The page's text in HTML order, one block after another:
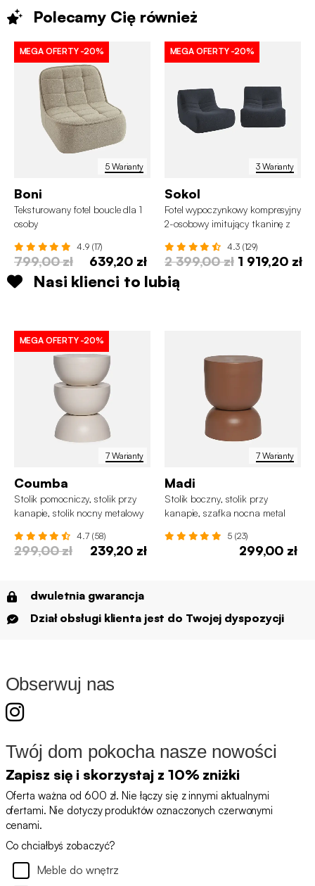
Polecamy Cię również
5 Warianty
MEGA OFERTY -20%
Boni
Teksturowany fotel boucle dla 1
osoby
4.9 (17)
799,00 zł 639,20 zł
3 Warianty
MEGA OFERTY -20%
Sokol
Fotel wypoczynkowy kompresyjny
2-osobowy imitujący tkaninę z
4.3 (129)
2 399,00 zł 1 919,20 zł
Nasi klienci to lubią
7 Warianty
MEGA OFERTY -20%
Coumba
Stolik pomocniczy, stolik przy
kanapie, stolik nocny metalowy
4.7 (58)
299,00 zł 239,20 zł
7 Warianty
Madi
Stolik boczny, stolik przy
kanapie, szafka nocna metal
5 (23)
299,00 zł
dwuletnia gwarancja
Dział obsługi klienta jest do Twojej dyspozycji
Obserwuj nas
Twój dom pokocha nasze nowości
Zapisz się i skorzystaj z 10% zniżki
Oferta ważna od 600 zł. Nie łączy się z innymi aktualnymi
ofertami. Nie dotyczy produktów oznaczonych czerwonymi
cenami.
Co chciałbyś zobaczyć?
Meble do wnętrz